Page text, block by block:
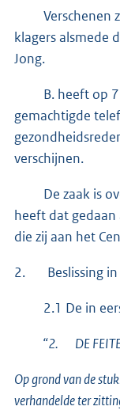
Verschenen
klagers alsmede
Jong.
B. heeft op 7
gemachtigde
verschijnen.
De zaak is
heeft dat
die zij aan het
2. Beslissing in
2.1 De in
“2. DE
Op grond van de
verhandelde ter